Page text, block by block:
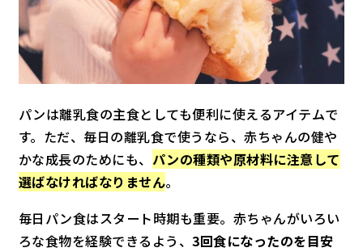
パンは離乳食の主食としても便利に使えるアイテムで
す。ただ、毎日の離乳食で使うなら、赤ちゃんの健や
かな成長のためにも、 パンの種類や原材料に注意して
選ばなければなりません。
毎日パン食はスタート時期も重要。赤ちゃんがいろい
ろな食物を経験できるよう、3回食になったのを目安